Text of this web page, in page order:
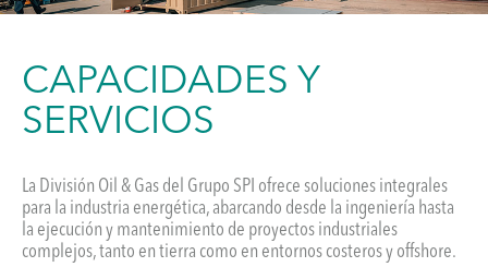
CAPACIDADES Y
SERVICIOS
La División Oil & Gas del Grupo SPI ofrece soluciones integrales
para la industria energética, abarcando desde la ingeniería hasta
la ejecución y mantenimiento de proyectos industriales
complejos, tanto en tierra como en entornos costeros y offshore.